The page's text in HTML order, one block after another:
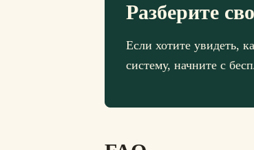
Разберите
Если хотите увидеть,
систему, начните с